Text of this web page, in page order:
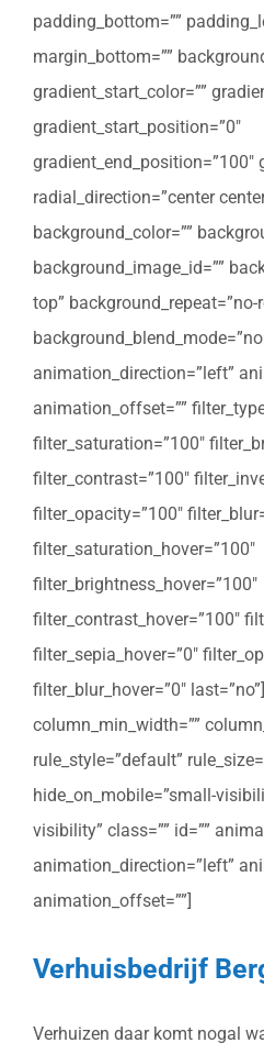
padding_bottom=””
margin_bottom=””
gradient_start_color=””
gradient_start_position=”0″
gradient_end_position=”100″
radial_direction=”center
background_color=””
background_image_id=””
top” background_repeat=”no-
animation_direction=”left”
animation_offset=””
filter_saturation=”100″
filter_contrast=”100″
filter_opacity=”100″
filter_saturation_hover=”100″
filter_brightness_hover=”100″
filter_contrast_hover=”100″
filter_sepia_hover=”0″
filter_blur_hover=”0″
column_min_width=””
rule_style=”default”
hide_on_mobile=”small-
visibility” class=”” id=””
animation_direction=”left”
animation_offset=””]
Verhuisbedrijf
Verhuizen daar komt nogal